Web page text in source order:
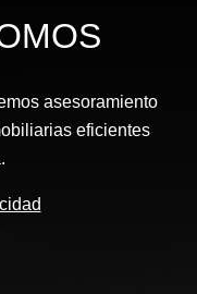
asesoramiento
eficientes